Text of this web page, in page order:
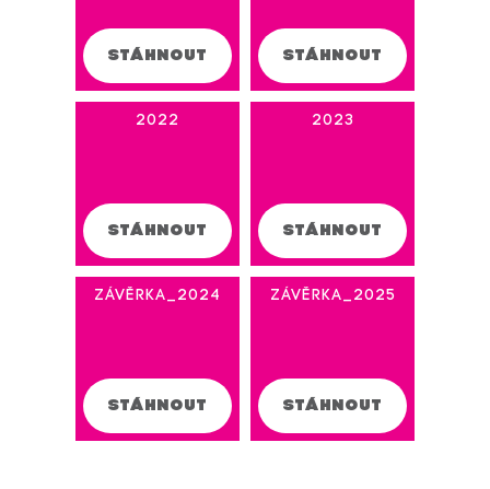
STÁHNOUT STÁHNOUT
2022
STÁHNOUT
2023
STÁHNOUT
Závěrka_2024
STÁHNOUT
Závěrka_2025
STÁHNOUT